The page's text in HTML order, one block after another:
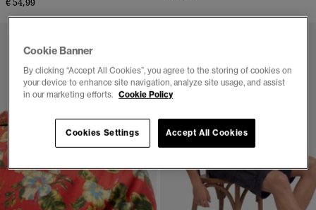
Cookie Banner
By clicking “Accept All Cookies”, you agree to the storing of cookies on
your device to enhance site navigation, analyze site usage, and assist
in our marketing efforts. Cookie Policy
Accept All Cookies
Cookies Settings